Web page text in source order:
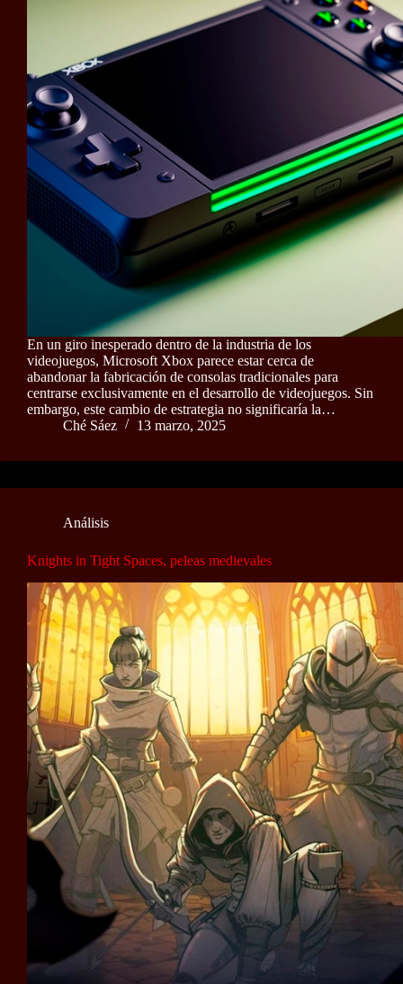
En un giro inesperado dentro de la industria de los
videojuegos, Microsoft Xbox parece estar cerca de
abandonar la fabricación de consolas tradicionales para
centrarse exclusivamente en el desarrollo de videojuegos. Sin
embargo, este cambio de estrategia no significaría la…
Ché Sáez
13 marzo, 2025
Análisis
Knights in Tight Spaces, peleas medievales